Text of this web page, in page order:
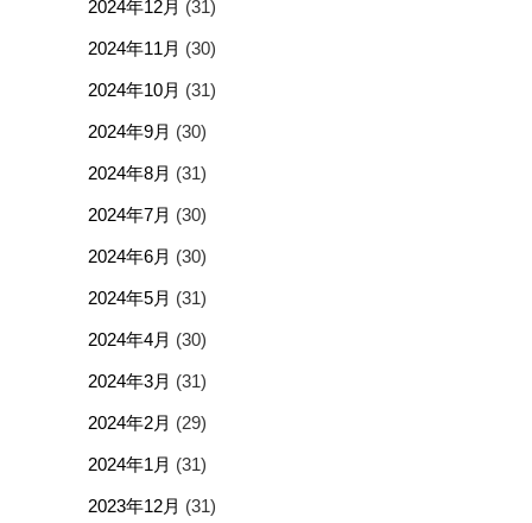
2024年12月 (31)
2024年11月 (30)
2024年10月 (31)
2024年9月 (30)
2024年8月 (31)
2024年7月 (30)
2024年6月 (30)
2024年5月 (31)
2024年4月 (30)
2024年3月 (31)
2024年2月 (29)
2024年1月 (31)
2023年12月 (31)